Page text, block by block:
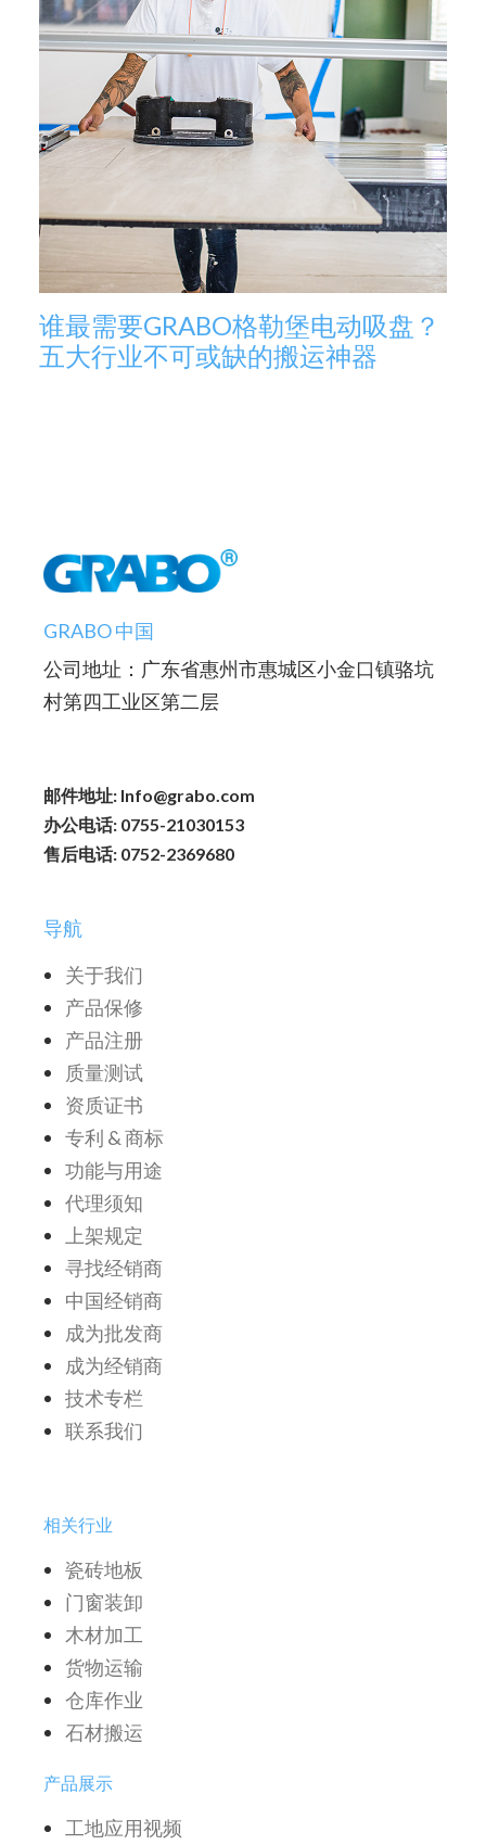
谁最需要GRABO格勒堡电动吸盘？
五大行业不可或缺的搬运神器
GRABO 中国
公司地址：广东省惠州市惠城区小金口镇骆坑
村第四工业区第二层
邮件地址: Info@grabo.com
办公电话: 0755-21030153
售后电话: 0752-2369680
导航
关于我们
产品保修
产品注册
质量测试
资质证书
专利 & 商标
功能与用途
代理须知
上架规定
寻找经销商
中国经销商
成为批发商
成为经销商
技术专栏
联系我们
相关行业
瓷砖地板
门窗装卸
木材加工
货物运输
仓库作业
石材搬运
产品展示
工地应用视频